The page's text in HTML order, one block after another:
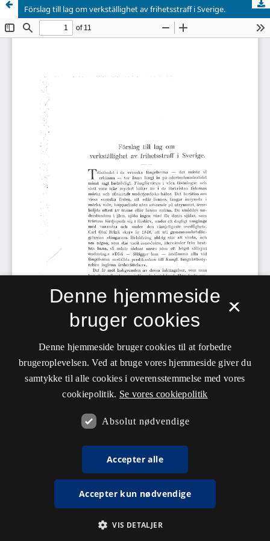
Förslag till lag om verkställighet av frihetsstraff i Sverige.
×
Denne hjemmeside
bruger cookies
Denne hjemmeside bruger cookies til at forbedre
brugeroplevelsen. Ved at bruge vores hjemmeside giver du
samtykke til alle cookies i overensstemmelse med vores
cookiepolitik. Se vores cookiepolitik
Absolut nødvendige
Accepter alle
Accepter kun nødvendige
VIS DETALJER